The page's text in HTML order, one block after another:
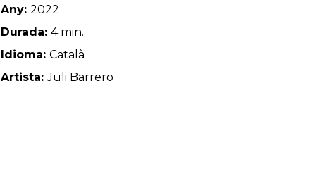
Any:2022
Durada:4 min.
Idioma:Català
Artista:Juli Barrero